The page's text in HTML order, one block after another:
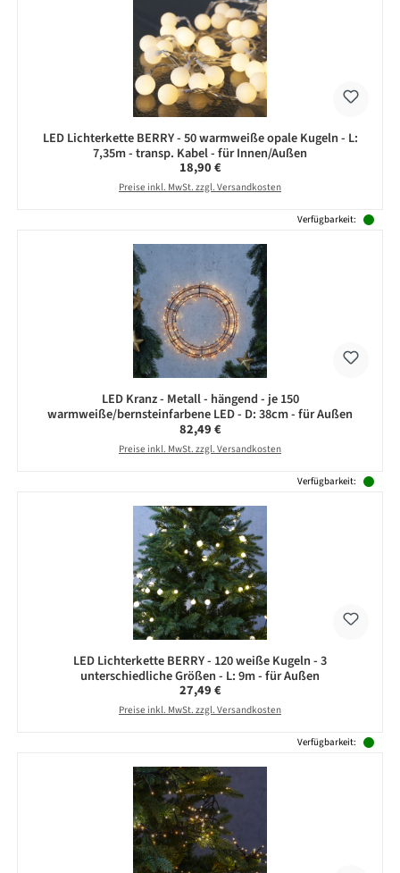
LED Lichterkette BERRY - 50 warmweiße opale Kugeln - L:
7,35m - transp. Kabel - für Innen/Außen
Regulärer Preis:
18,90 €
Preise inkl. MwSt. zzgl. Versandkosten
Verfügbarkeit:
LED Kranz - Metall - hängend - je 150
warmweiße/bernsteinfarbene LED - D: 38cm - für Außen
Regulärer Preis:
82,49 €
Preise inkl. MwSt. zzgl. Versandkosten
Verfügbarkeit:
LED Lichterkette BERRY - 120 weiße Kugeln - 3
unterschiedliche Größen - L: 9m - für Außen
Regulärer Preis:
27,49 €
Preise inkl. MwSt. zzgl. Versandkosten
Verfügbarkeit: